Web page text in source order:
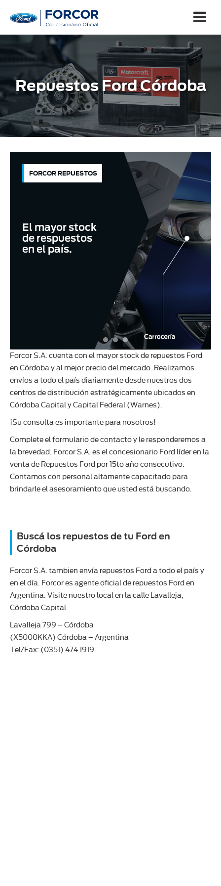
Repuestos Ford Córdoba
FORCOR REPUESTOS
El mayor stock
de respuestos
en el país.
Forcor S.A. cuenta con el mayor stock de repuestos Ford
en Córdoba y al mejor precio del mercado. Realizamos
envíos a todo el país diariamente desde nuestros dos
centros de distribución estratégicamente ubicados en
Córdoba Capital y Capital Federal (Warnes).
¡Su consulta es importante para nosotros!
Complete el formulario de contacto y le responderemos a
la brevedad. Forcor S.A. es el concesionario Ford líder en la
venta de Repuestos Ford por 15to año consecutivo.
Contamos con personal altamente capacitado para
brindarle el asesoramiento que usted está buscando.
Buscá los repuestos de tu Ford en
Córdoba
Forcor S.A. tambien envía repuestos Ford a todo el país y
en el día. Forcor es agente oficial de repuestos Ford en
Argentina. Visite nuestro local en la calle Lavalleja,
Córdoba Capital
Lavalleja 799 – Córdoba
(X5000KKA) Córdoba – Argentina
Tel/Fax: (0351) 474 1919